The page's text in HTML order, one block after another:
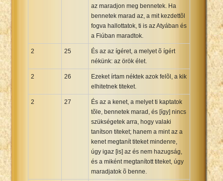
az maradjon meg bennetek. Ha
bennetek marad az, a mit kezdettõl
fogva hallottatok, ti is az Atyában és
a Fiúban maradtok.
2 25
És az az ígéret, a melyet õ ígért
nékünk: az örök élet.
2 26
Ezeket írtam néktek azok felõl, a kik
elhitetnek titeket.
2 27
És az a kenet, a melyet ti kaptatok
tõle, bennetek marad, és [így] nincs
szükségetek arra, hogy valaki
tanítson titeket; hanem a mint az a
kenet megtanít titeket mindenre,
úgy igaz [is] az és nem hazugság,
és a miként megtanított titeket, úgy
maradjatok õ benne.